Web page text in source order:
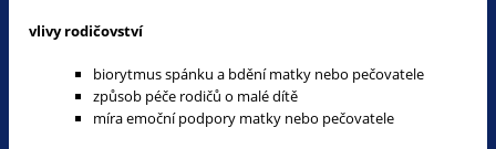
vlivy rodičovství
biorytmus spánku a bdění matky nebo pečovatele
způsob péče rodičů o malé dítě
míra emoční podpory matky nebo pečovatele